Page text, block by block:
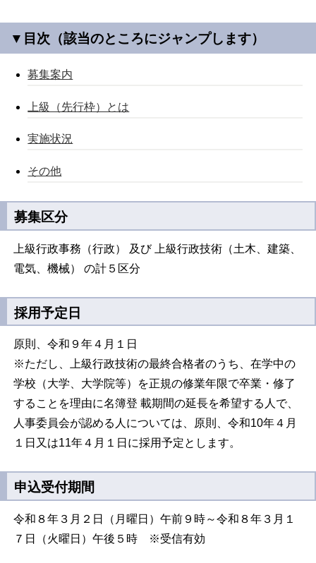
▼目次（該当のところにジャンプします）
募集案内
上級（先行枠）とは
実施状況
その他
募集区分
上級行政事務（行政） 及び 上級行政技術（土木、建築、
電気、機械） の計５区分
採用予定日
原則、令和９年４月１日
※ただし、上級行政技術の最終合格者のうち、在学中の
学校（大学、大学院等）を正規の修業年限で卒業・修了
することを理由に名簿登 載期間の延長を希望する人で、
人事委員会が認める人については、原則、令和10年４月
１日又は11年４月１日に採用予定とします。
申込受付期間
令和８年３月２日（月曜日）午前９時～令和８年３月１
７日（火曜日）午後５時 ※受信有効